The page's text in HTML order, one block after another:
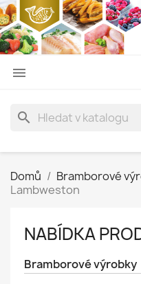

search
Domů Bramborové
Lambweston
NABÍDKA
Bramborové výrobky